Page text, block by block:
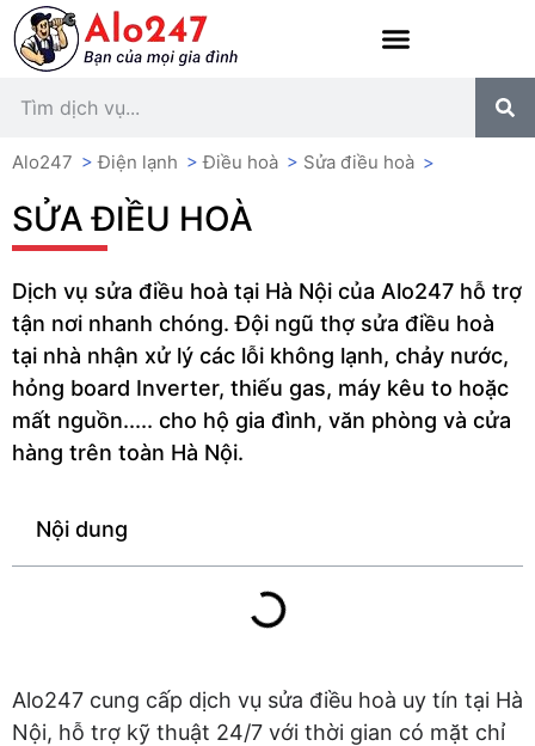
Alo247 >Điện lạnh >Điều hoà > Sửa điều hoà >
SỬA ĐIỀU HOÀ
Dịch vụ sửa điều hoà tại Hà Nội của Alo247 hỗ trợ
tận nơi nhanh chóng. Đội ngũ thợ sửa điều hoà
tại nhà nhận xử lý các lỗi không lạnh, chảy nước,
hỏng board Inverter, thiếu gas, máy kêu to hoặc
mất nguồn..... cho hộ gia đình, văn phòng và cửa
hàng trên toàn Hà Nội.
Nội dung
Alo247 cung cấp dịch vụ sửa điều hoà uy tín tại Hà
Nội, hỗ trợ kỹ thuật 24/7 với thời gian có mặt chỉ